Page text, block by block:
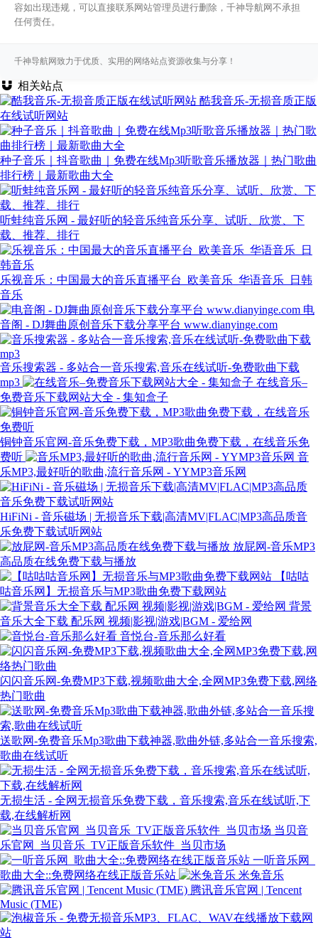
容如出现违规，可以直接联系网站管理员进行删除，千神导航网不承担
任何责任。
千神导航网致力于优质、实用的网络站点资源收集与分享！
相关站点
酷我音乐-无损音质正版
在线试听网站
种子音乐｜抖音歌曲｜免费在线Mp3听歌音乐播放器｜热门歌曲
排行榜｜最新歌曲大全
听蛙纯音乐网 - 最好听的轻音乐纯音乐分享、试听、欣赏、下
载、推荐、排行
乐视音乐：中国最大的音乐直播平台_欧美音乐_华语音乐_日韩
音乐
电
音阁 - DJ舞曲原创音乐下载分享平台 www.dianyinge.com
音乐搜索器 - 多站合一音乐搜索,音乐在线试听-免费歌曲下载
mp3
在线音乐–
免费音乐下载网站大全 - 集知盒子
铜钟音乐官网-音乐免费下载，MP3歌曲免费下载，在线音乐免
费听
音
乐MP3,最好听的歌曲,流行音乐网 - YYMP3音乐网
HiFiNi - 音乐磁场 | 无损音乐下载|高清MV|FLAC|MP3高品质音
乐免费下载试听网站
放屁网-音乐MP3
高品质在线免费下载与播放
【咕咕
咕音乐网】无损音乐与MP3歌曲免费下载网站
背景
音乐大全下载 配乐网 视频|影视|游戏|BGM - 爱给网
音悦台-音乐那么好看
闪闪音乐网-免费MP3下载,视频歌曲大全,全网MP3免费下载,网络
热门歌曲
送歌网-免费音乐Mp3歌曲下载神器,歌曲外链,多站合一音乐搜索,
歌曲在线试听
无损生活 - 全网无损音乐免费下载，音乐搜索,音乐在线试听,下
载,在线解析网
当贝音
乐官网_当贝音乐_TV正版音乐软件_当贝市场
一听音乐网_
歌曲大全::免费网络在线正版音乐站
米兔音乐
腾讯音乐官网 | Tencent
Music (TME)